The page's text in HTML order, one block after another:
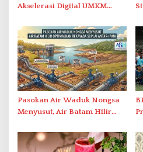
Akselerasi Digital UMKM
2026
Pasokan Air Waduk Nongsa
Menyusut, Air Batam Hilir
Antar-IPAM